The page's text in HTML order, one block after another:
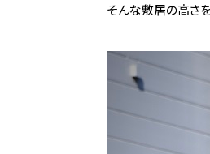
そんな敷居の高さ